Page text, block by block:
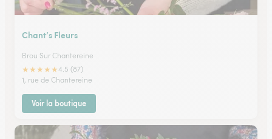
Chant’s Fleurs
Brou Sur Chantereine
★★★★★4.5 (87)
1, rue de Chantereine
Voir la boutique